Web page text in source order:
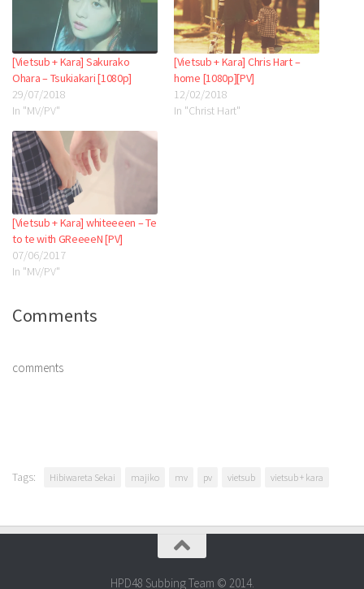
[Vietsub + Kara] Sakurako
Ohara – Tsukiakari [1080p]
29/07/2018
In "MV/PV"
[Vietsub + Kara] Chris Hart –
home [1080p][PV]
12/02/2018
In "Christ Hart"
[Vietsub + Kara] whiteeeen – Te
to te with GReeeeN [PV]
07/06/2017
In "MV/PV"
Comments
comments
Tags: Hibiwareta Sekai majiko mv pv vietsub vietsub + kara
HPD48 Subbing Team © 2014.